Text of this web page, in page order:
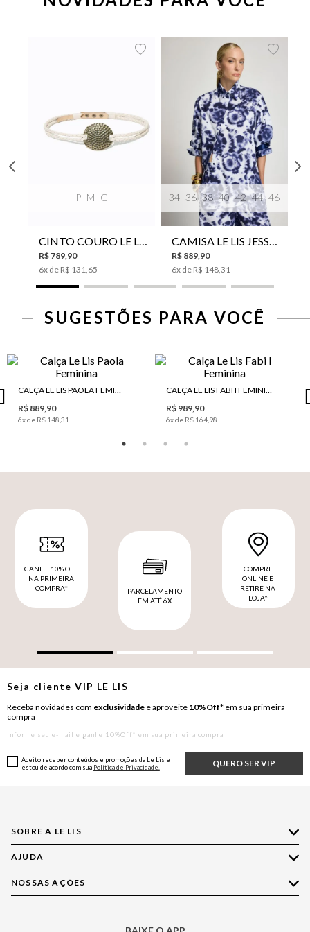
P M G
CINTO COURO LE LIS SUKI FEMININO
R$ 789,90
6x de R$ 131,65
34 36 38 40 42 44 46
CAMISA LE LIS JESSICA FEMININA
R$ 889,90
6x de R$ 148,31
SUGESTÕES PARA VOCÊ
CALÇA LE LIS PAOLA FEMININA
R$ 889,90
6x de R$ 148,31
CALÇA LE LIS FABI I FEMININA
R$ 989,90
6x de R$ 164,98
GANHE 10% OFF
NA PRIMEIRA
COMPRA*
PARCELAMENTO
EM ATÉ 6X
COMPRE
ONLINE E
RETIRE NA
LOJA*
Seja clienteVIP LE LIS
Receba novidades com exclusividade e aproveite 10%Off* em sua primeira
compra
QUERO SER VIP
Aceito receber conteúdos e promoções da Le Lis e
estou de acordo com sua Política de Privacidade.
SOBRE A LE LIS
Quem Somos
Nossas Lojas
Política de Privacidade
AJUDA
Compre pelo WhatsApp
Central de Relacionamento
NOSSAS AÇÕES